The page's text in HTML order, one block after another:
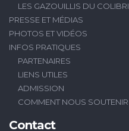
LES GAZOUILLIS DU COLIBRI
PRESSE ET MÉDIAS
PHOTOS ET VIDÉOS
INFOS PRATIQUES
PARTENAIRES
LIENS UTILES
ADMISSION
COMMENT NOUS SOUTENIR
Contact